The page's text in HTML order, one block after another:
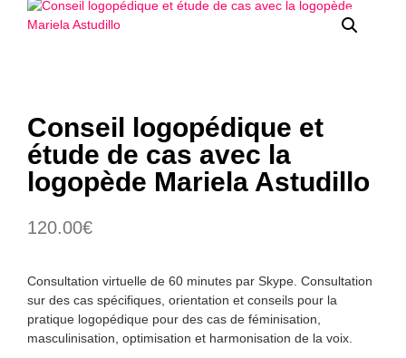
Conseil logopédique et
étude de cas avec la
logopède Mariela Astudillo
120.00€
Consultation virtuelle de 60 minutes par Skype. Consultation
sur des cas spécifiques, orientation et conseils pour la
pratique logopédique pour des cas de féminisation,
masculinisation, optimisation et harmonisation de la voix.